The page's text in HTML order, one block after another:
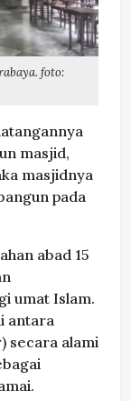
foto:
masjid,
masjidnya
pada
abad 15
umat Islam.
antara
secara alami